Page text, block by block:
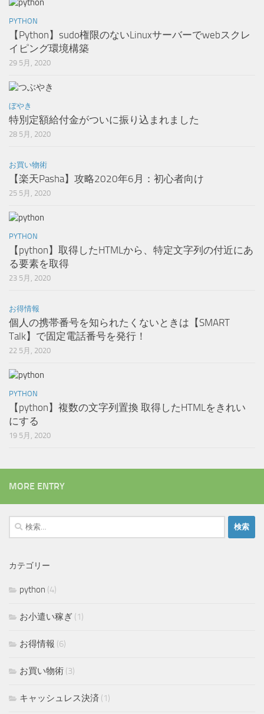
PYTHON
【Python】sudo権限のないLinuxサーバーでwebスクレ
イピング環境構築
29 5月, 2020
ぼやき
特別定額給付金がついに振り込まれました
28 5月, 2020
お買い物術
【楽天Pasha】攻略2020年6月：初心者向け
25 5月, 2020
PYTHON
【python】取得したHTMLから、特定文字列の付近にあ
る要素を取得
23 5月, 2020
お得情報
個人の携帯番号を知られたくないときは【SMART
Talk】で固定電話番号を発行！
22 5月, 2020
PYTHON
【python】複数の文字列置換 取得したHTMLをきれい
にする
19 5月, 2020
MORE ENTRY
検
索:
カテゴリー
python (4)
お小遣い稼ぎ (1)
お得情報 (6)
お買い物術 (3)
キャッシュレス決済 (1)